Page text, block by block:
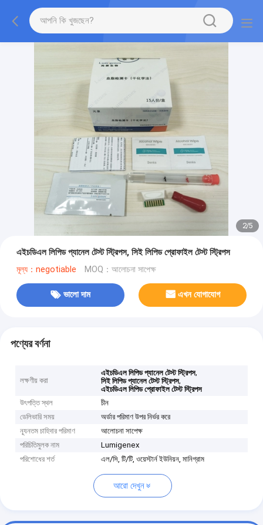
2/5
এইচডিএল লিপিড প্যানেল টেস্ট স্ট্রিপস, সিই লিপিড প্রোফাইল টেস্ট স্ট্রিপস
মূল্য：negotiable MOQ：আলোচনা সাপেক্ষ
ভালো দাম এখন যোগাযোগ
পণ্যের বর্ণনা
লক্ষণীয় করা
এইচডিএল লিপিড প্যানেল টেস্ট স্ট্রিপস,
সিই লিপিড প্যানেল টেস্ট স্ট্রিপস,
এইচডিএল লিপিড প্রোফাইল টেস্ট স্ট্রিপস
উৎপত্তি স্থল
চীন
ডেলিভারি সময়
অর্ডার পরিমাণ উপর নির্ভর করে
ন্যূনতম চাহিদার পরিমাণ
আলোচনা সাপেক্ষ
পরিচিতিমুলক নাম
Lumigenex
পরিশোধের শর্ত
এল/সি, টি/টি, ওয়েস্টার্ন ইউনিয়ন, মানিগ্রাম
আরো দেখুন